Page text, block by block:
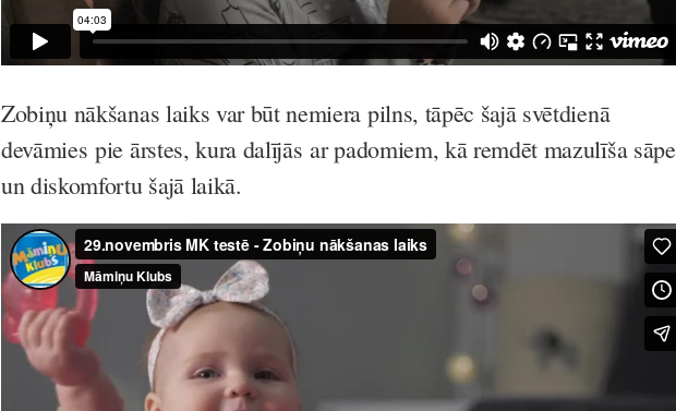
Zobiņu nākšanas laiks var būt nemiera pilns, tāpēc šajā svētdienā
devāmies pie ārstes, kura dalījās ar padomiem, kā remdēt mazulīša
un diskomfortu šajā laikā.